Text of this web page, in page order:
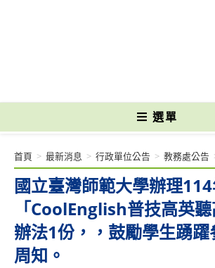
選單
國立臺灣師範大學辦理
「CoolEnglish普技高英
辦法1份，，鼓勵學生踴
周知。
首頁 > 最新消息 > 行政單位公告 > 教務處公告